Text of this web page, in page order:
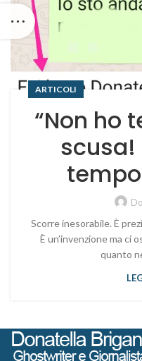
ARTICOLI
“Non ho
scusa!
Scorre inesorabile. È
È un’invenzione ma ci
quanto